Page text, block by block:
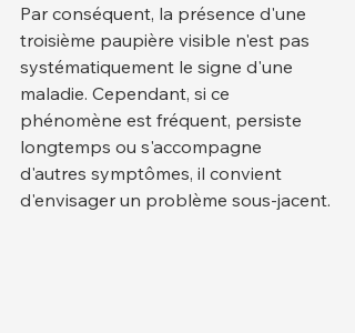
Par conséquent, la présence d'une
troisième paupière visible n'est pas
systématiquement le signe d'une
maladie. Cependant, si ce
phénomène est fréquent, persiste
longtemps ou s'accompagne
d'autres symptômes, il convient
d'envisager un problème sous-jacent.